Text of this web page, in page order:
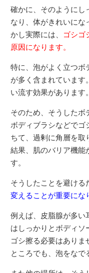
確かに、そのようにし
なり、体がきれいにな
かし実際には、
ゴシゴ
原因になります。
特に、泡がよく立つボ
が多く含まれています
い流す効果があります。
そのため、そうしたボ
ボディブラシなどでゴ
ちて、過剰に角層を取
結果、肌のバリア機能
す。
そうしたことを避ける
変えることが重要にな
例えば、皮脂腺が多い
はしっかりとボディソ
ゴシ擦る必要はありま
ところでも、泡をなで